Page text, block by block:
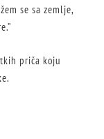
se sa zemlje,
priča koju